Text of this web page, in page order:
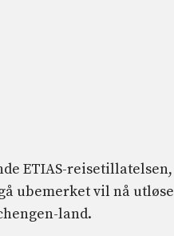
ETIAS-reisetillatelsen,
ubemerket vil nå utløse
land.